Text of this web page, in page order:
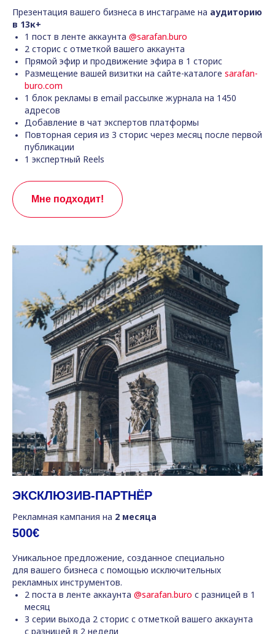
Презентация вашего бизнеса в инстаграме на аудиторию
в 13к+
1 пост в ленте аккаунта @sarafan.buro
2 сторис с отметкой вашего аккаунта
Прямой эфир и продвижение эфира в 1 сторис
Размещение вашей визитки на сайте-каталоге sarafan-
buro.com
1 блок рекламы в email рассылке журнала на 1450
адресов
Добавление в чат экспертов платформы
Повторная серия из 3 сторис через месяц после первой
публикации
1 экспертный Reels
Мне подходит!
ЭКСКЛЮЗИВ-ПАРТНЁР
Рекламная кампания на 2 месяца
500€
Уникальное предложение, созданное специально
для вашего бизнеса с помощью исключительных
рекламных инструментов.
2 поста в ленте аккаунта @sarafan.buro с разницей в 1
месяц
3 серии выхода 2 сторис с отметкой вашего аккаунта
с разницей в 2 недели